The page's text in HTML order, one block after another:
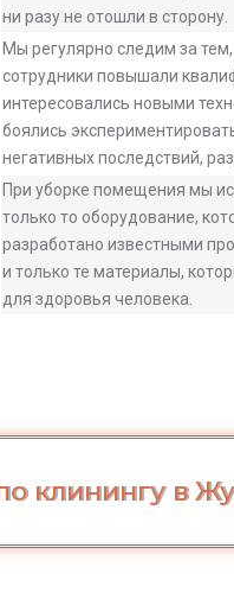
ни разу не отошли в сторону.
Мы регулярно следим за
сотрудники повышали
интересовались новыми
боялись
негативных последствий,
При уборке помещения мы
только то оборудование,
разработано известными
и только те материалы,
для здоровья человека.
клинингу в